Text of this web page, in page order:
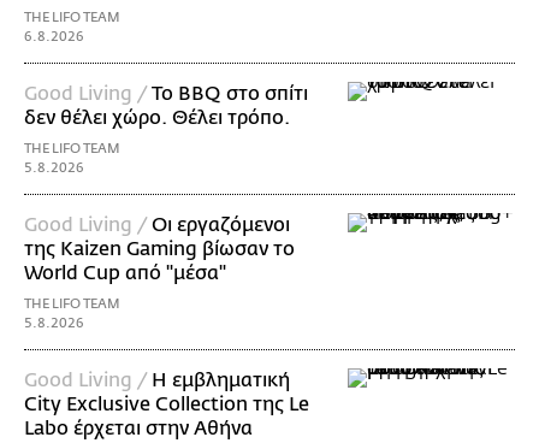
THE LIFO TEAM
6.8.2026
Good Living / Το BBQ στο σπίτι
δεν θέλει χώρο. Θέλει τρόπο.
THE LIFO TEAM
5.8.2026
Good Living / Οι εργαζόμενοι
της Kaizen Gaming βίωσαν το
World Cup από "μέσα"
THE LIFO TEAM
5.8.2026
Good Living / Η εμβληματική
City Exclusive Collection της Le
Labo έρχεται στην Αθήνα